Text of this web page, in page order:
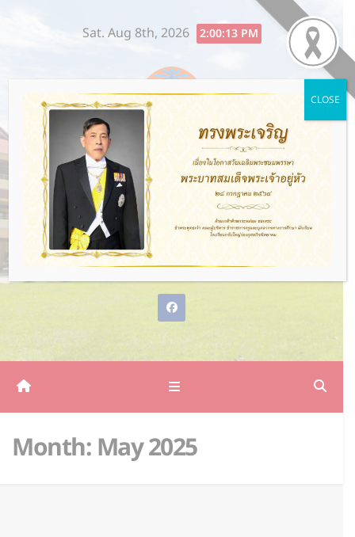
Sat. Aug 8th, 2026 2:00:14 PM
โรงเรียนกรับใหญ่ว่องกุศลกิจ
พิทยาคม
พ่อแม่ให้ชีวิต ว่องกุศลกิจให้อนาคต
Month:May 2025
CLOSE